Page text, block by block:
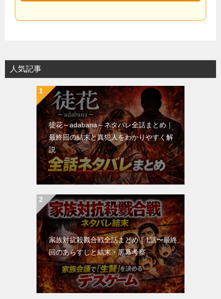
人気記事
徒花～adabana～ネタバレ全話まとめ｜
最終回の結末と真犯人をわかりやすく解
説
家族対抗殺戮合戦全話まとめ｜1話〜最終
回のあらすじと結末・黒幕考察